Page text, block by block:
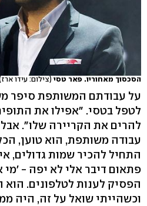
הסכסוך מאחוריו. פאר טסי(צילום: עידו
על עבודתם המשותפת סיפר
לטפל בטסי. "אפילו את
להרים את הקריירה שלו".
עבודה משותפת, הוא טוען,
התחיל להכיר שמות גדולים,
פתאום דיבר אלי לא יפה - 'מי
הפסיק לענות לטלפונים. הוא
וכשהייתי שואל על זה, היה